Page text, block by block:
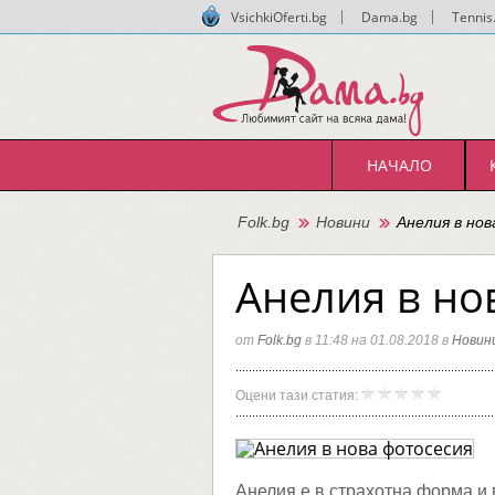
VsichkiOferti.bg Dama.bg
НАЧАЛО
Folk.bg Новини Анелия в
Анелия в
от Folk.bg в 11:48 на 01.08.2018 в
Оцени тази статия:
нова
Анелия e в страхотна форма и